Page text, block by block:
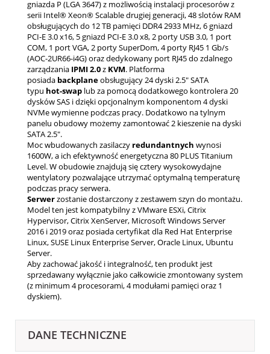
gniazda P (LGA 3647) z możliwością instalacji procesorów z
serii Intel® Xeon® Scalable drugiej generacji, 48 slotów RAM
obsługujących do 12 TB pamięci DDR4 2933 MHz, 6 gniazd
PCI-E 3.0 x16, 5 gniazd PCI-E 3.0 x8, 2 porty USB 3.0, 1 port
COM, 1 port VGA, 2 porty SuperDom, 4 porty RJ45 1 Gb/s
(AOC-2UR66-i4G) oraz dedykowany port RJ45 do zdalnego
zarządzania IPMI 2.0z KVM. Platforma
posiada backplaneobsługujący 24 dyski 2.5" SATA
typu hot-swap lub za pomocą dodatkowego kontrolera 20
dysków SAS i dzięki opcjonalnym komponentom 4 dyski
NVMe wymienne podczas pracy. Dodatkowo na tylnym
panelu obudowy możemy zamontować 2 kieszenie na dyski
SATA 2.5".
Moc wbudowanych zasilaczy redundantnych wynosi
1600W, a ich efektywność energetyczna 80 PLUS Titanium
Level. W obudowie znajdują się cztery wysokowydajne
wentylatory pozwalające utrzymać optymalną temperaturę
podczas pracy serwera.
Serwerzostanie dostarczony z zestawem szyn do montażu.
Model ten jest kompatybilny z VMware ESXi, Citrix
Hypervisor, Citrix XenServer, Microsoft Windows Server
2016 i 2019 oraz posiada certyfikat dla Red Hat Enterprise
Linux, SUSE Linux Enterprise Server, Oracle Linux, Ubuntu
Server.
Aby zachować jakość i integralność, ten produkt jest
sprzedawany wyłącznie jako całkowicie zmontowany system
(z minimum 4 procesorami, 4 modułami pamięci oraz 1
dyskiem).
DANE TECHNICZNE